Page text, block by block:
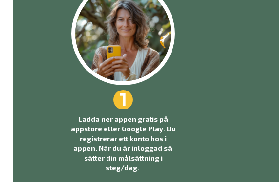
1
Ladda ner appen gratis på
appstore eller Google Play. Du
registrerar ett konto hos i
appen. När du är inloggad så
sätter din målsättning i
steg/dag.